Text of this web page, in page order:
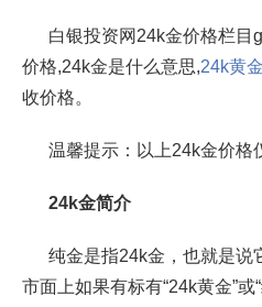
白银投资网24k金价格栏目
价格,24k金是什么意思,24k黄
收价格。
温馨提示：以上24k金价格
24k金简介
纯金是指24k金，也就是说
市面上如果有标有“24k黄金”或